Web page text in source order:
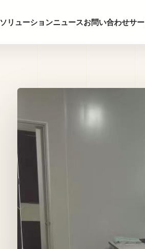
ソリューションニュースお問い合わせサ